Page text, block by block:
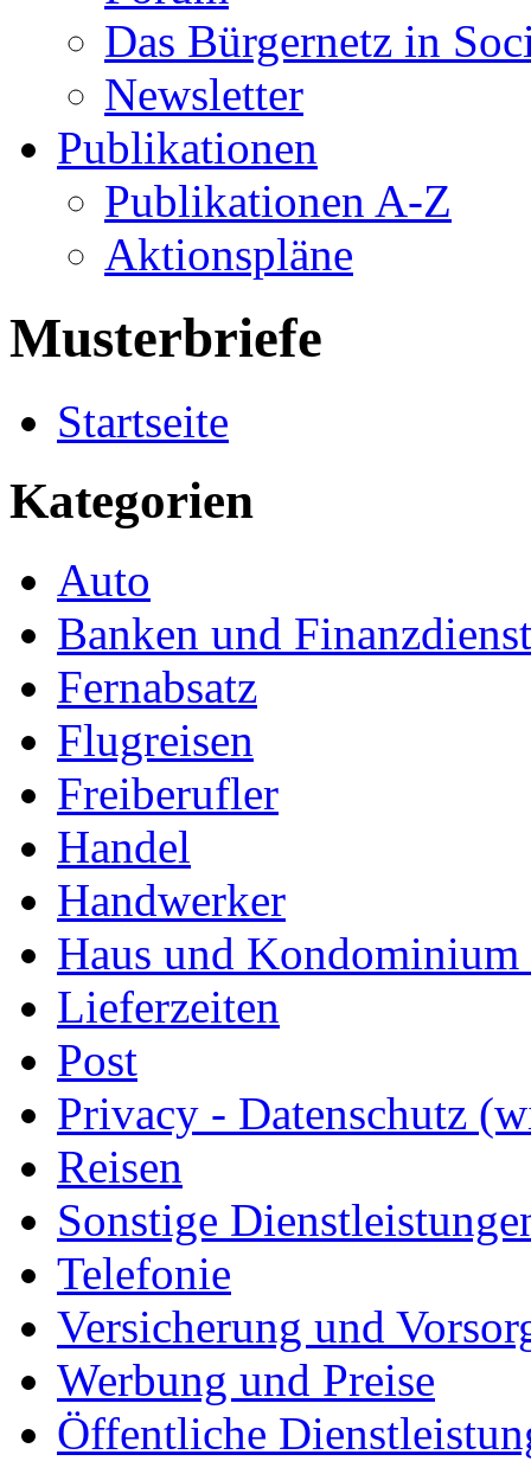
Das Bürgernetz in
Newsletter
Publikationen
Publikationen A-Z
Aktionspläne
Musterbriefe
Startseite
Kategorien
Auto
Banken und
Fernabsatz
Flugreisen
Freiberufler
Handel
Handwerker
Haus und
Lieferzeiten
Post
Privacy - Datenschutz
Reisen
Sonstige
Telefonie
Versicherung und
Werbung und Preise
Öffentliche